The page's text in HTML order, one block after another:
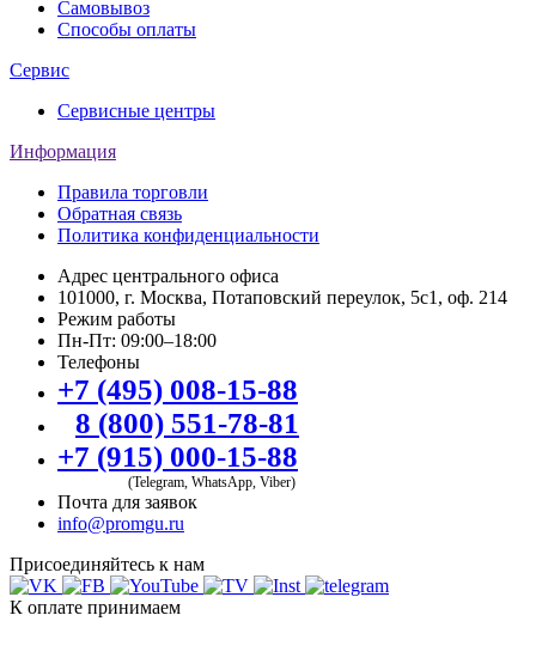
Самовывоз
Способы оплаты
Сервис
Сервисные центры
Информация
Правила торговли
Обратная связь
Политика конфиденциальности
Адрес центрального офиса
101000, г. Москва, Потаповский переулок, 5с1, оф. 214
Режим работы
Пн-Пт: 09:00–18:00
Телефоны
+7 (495) 008-15-88
8 (800) 551-78-81
+7 (915) 000-15-88
(Telegram, WhatsApp, Viber)
Почта для заявок
info@promgu.ru
Присоединяйтесь к нам
К оплате принимаем